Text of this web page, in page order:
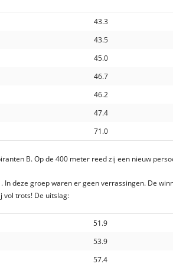
43.3
43.5
45.0
46.7
46.2
47.4
71.0
B. Op de 400 meter reed zij een nieuw
deze groep waren er geen verrassingen. De
vol trots! De uitslag:
51.9
53.9
57.4